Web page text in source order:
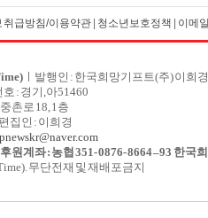
취급방침/이용약관 청소년보호정책 이메
ㅣ발행인 : 한국희망기프트(주) 이희경
: 경기,아51460
촌로 18, 1층
집인 : 이희경
후원계좌: 농협 351- 0876- 8664 –93 한국
무단전재 및 재배포금지